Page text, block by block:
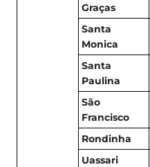
Graças
Santa
Monica
Santa
Paulina
São
Francisco
Rondinha
Uassari